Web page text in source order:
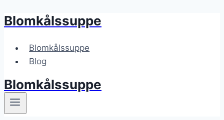
Fortsæt
indhold
Blomkålssuppe
Blomkålssuppe
Blog
Blomkålssuppe